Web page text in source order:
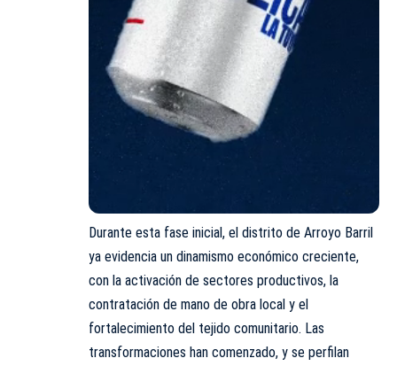
Durante esta fase inicial, el distrito de Arroyo Barril
ya evidencia un dinamismo económico creciente,
con la activación de sectores productivos, la
contratación de mano de obra local y el
fortalecimiento del tejido comunitario. Las
transformaciones han comenzado, y se perfilan